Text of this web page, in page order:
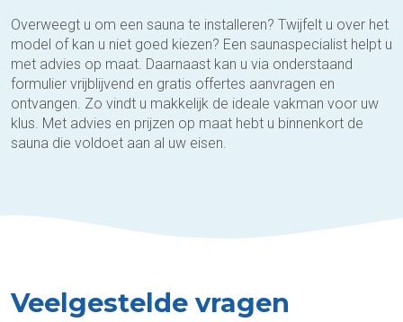
Overweegt u om een sauna te installeren? Twijfelt u over het
model of kan u niet goed kiezen? Een saunaspecialist helpt u
met advies op maat. Daarnaast kan u via onderstaand
formulier vrijblijvend en gratis offertes aanvragen en
ontvangen. Zo vindt u makkelijk de ideale vakman voor uw
klus. Met advies en prijzen op maat hebt u binnenkort de
sauna die voldoet aan al uw eisen.
Veelgestelde vragen